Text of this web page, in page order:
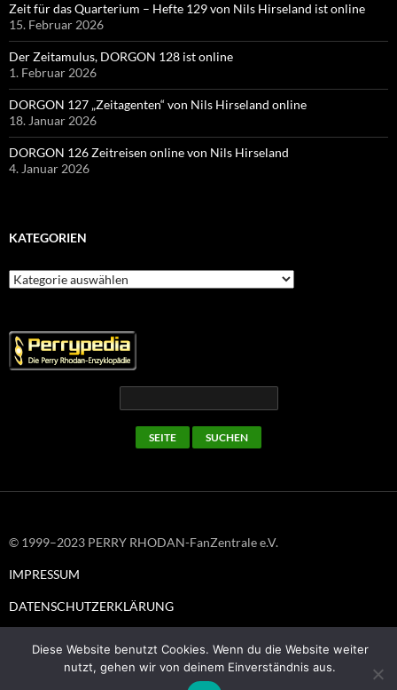
Zeit für das Quarterium – Hefte 129 von Nils Hirseland ist online
15. Februar 2026
Der Zeitamulus, DORGON 128 ist online
1. Februar 2026
DORGON 127 „Zeitagenten“ von Nils Hirseland online
18. Januar 2026
DORGON 126 Zeitreisen online von Nils Hirseland
4. Januar 2026
KATEGORIEN
Kategorien
© 1999–2023 PERRY RHODAN-FanZentrale e.V.
IMPRESSUM
DATENSCHUTZERKLÄRUNG
Stolz präsentiert von WordPress
Diese Website benutzt Cookies. Wenn du die Website weiter
nutzt, gehen wir von deinem Einverständnis aus.